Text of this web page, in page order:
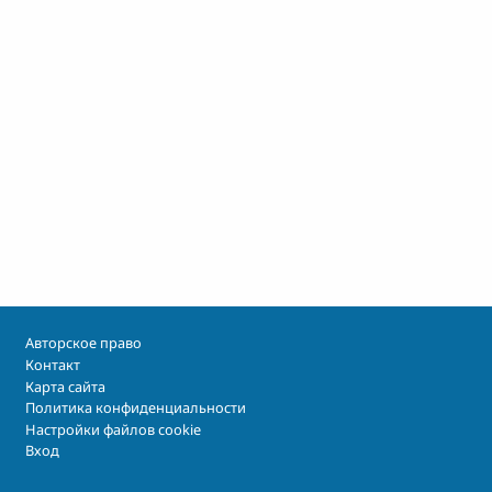
Footer
Авторское право
Контакт
Карта сайта
Политика конфиденциальности
Настройки файлов cookie
Вход